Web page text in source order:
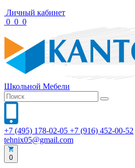
Личный кабинет
0 0 0
Школьной Мебели
+7 (495) 178-02-05 +7 (916) 452-00-52
tehnix05@gmail.com
0